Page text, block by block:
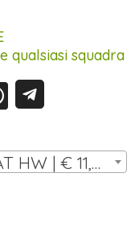
qualsiasi squadra
SET 14 MINIATURE FORMAT HW | € 11,00